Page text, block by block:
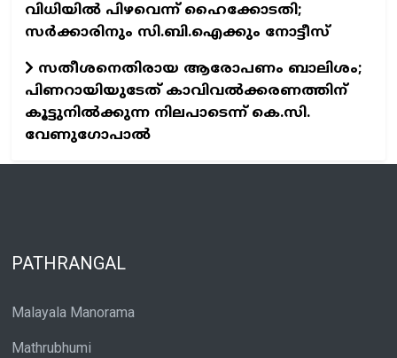
വിധിയിൽ പിഴവെന്ന് ഹൈക്കോടതി;
സർക്കാരിനും സി.ബി.ഐക്കും നോട്ടീസ്
സതീശനെതിരായ ആരോപണം ബാലിശം;
പിണറായിയുടേത് കാവിവൽക്കരണത്തിന്
കൂട്ടുനിൽക്കുന്ന നിലപാടെന്ന് കെ.സി.
വേണുഗോപാൽ
PATHRANGAL
Malayala Manorama
Mathrubhumi